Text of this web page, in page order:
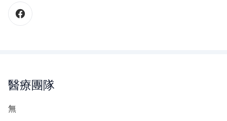
醫療團隊
無